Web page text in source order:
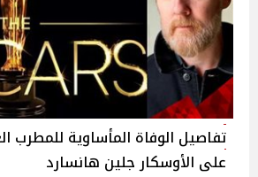
تفاصيل الوفاة المأساوية للمطرب
على الأوسكار جلين هانسارد